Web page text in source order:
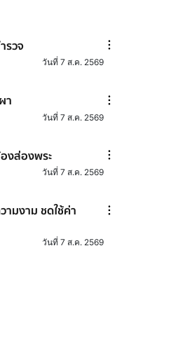
รวจ
วันที่ 7 ส.ค. 2569
า
วันที่ 7 ส.ค. 2569
งส่องพระ
วันที่ 7 ส.ค. 2569
ามงาม ชดใช้ค่า
วันที่ 7 ส.ค. 2569